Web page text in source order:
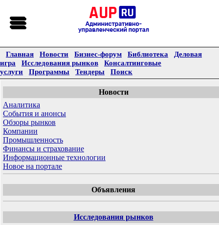
Главная Новости Бизнес-форум Библиотека
Деловая
игра
Исследования рынков
Консалтинговые
услуги
Программы Тендеры Поиск
Новости
Аналитика
События и анонсы
Обзоры рынков
Компании
Промышленность
Финансы и страхование
Информационные технологии
Новое на портале
Объявления
Исследования рынков